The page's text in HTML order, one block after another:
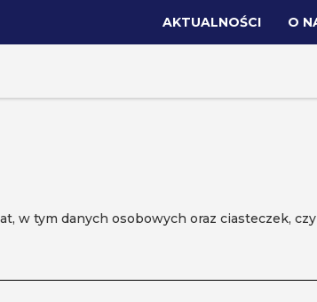
AKTUALNOŚCI O
w tym danych osobowych oraz ciasteczek,